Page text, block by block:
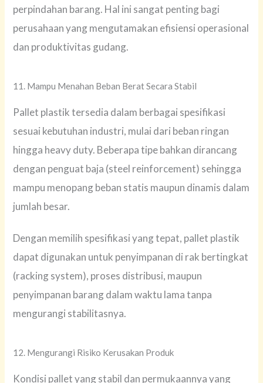
perpindahan barang. Hal ini sangat penting bagi
perusahaan yang mengutamakan efisiensi operasional
dan produktivitas gudang.
11. Mampu Menahan Beban Berat Secara Stabil
Pallet plastik tersedia dalam berbagai spesifikasi
sesuai kebutuhan industri, mulai dari beban ringan
hingga heavy duty. Beberapa tipe bahkan dirancang
dengan penguat baja (steel reinforcement) sehingga
mampu menopang beban statis maupun dinamis dalam
jumlah besar.
Dengan memilih spesifikasi yang tepat, pallet plastik
dapat digunakan untuk penyimpanan di rak bertingkat
(racking system), proses distribusi, maupun
penyimpanan barang dalam waktu lama tanpa
mengurangi stabilitasnya.
12. Mengurangi Risiko Kerusakan Produk
Kondisi pallet yang stabil dan permukaannya yang